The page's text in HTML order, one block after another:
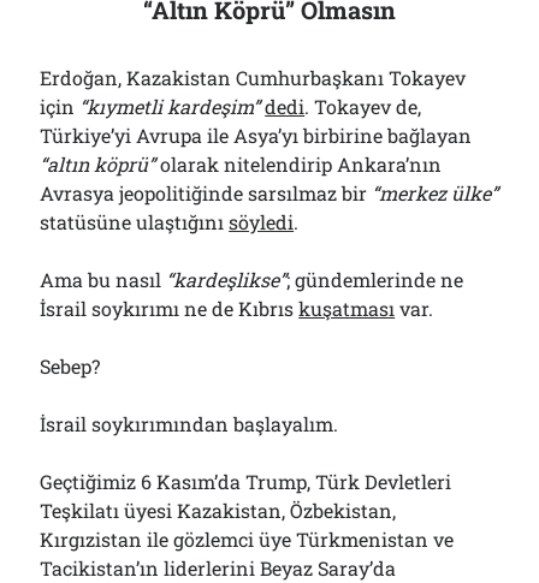
“Altın Köprü” Olmasın
Erdoğan, Kazakistan Cumhurbaşkanı Tokayev
için “kıymetli kardeşim”dedi. Tokayev de,
Türkiye’yi Avrupa ile Asya’yı birbirine bağlayan
“altın köprü”olarak nitelendirip Ankara’nın
Avrasya jeopolitiğinde sarsılmaz bir “merkez ülke”
statüsüne ulaştığınısöyledi.
Ama bu nasıl “kardeşlikse”; gündemlerinde ne
İsrail soykırımı ne de Kıbrıskuşatması var.
Sebep?
İsrail soykırımından başlayalım.
Geçtiğimiz 6 Kasım’da Trump, Türk Devletleri
Teşkilatı üyesi Kazakistan, Özbekistan,
Kırgızistan ile gözlemci üye Türkmenistan ve
Tacikistan’ın liderlerini Beyaz Saray’da